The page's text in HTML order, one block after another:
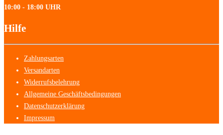
10:00 - 18:00 UHR
Hilfe
Zahlungsarten
Versandarten
Widerrufsbelehrung
Allgemeine Geschäftsbedingungen
Datenschutzerklärung
Impressum